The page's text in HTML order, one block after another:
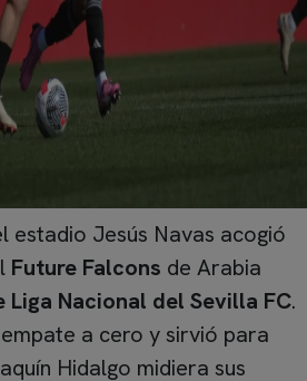
estadio Jesús Navas acogió
Future Falcons de Arabia
Liga Nacional del Sevilla FC.
a cero y sirvió para
Hidalgo midiera sus